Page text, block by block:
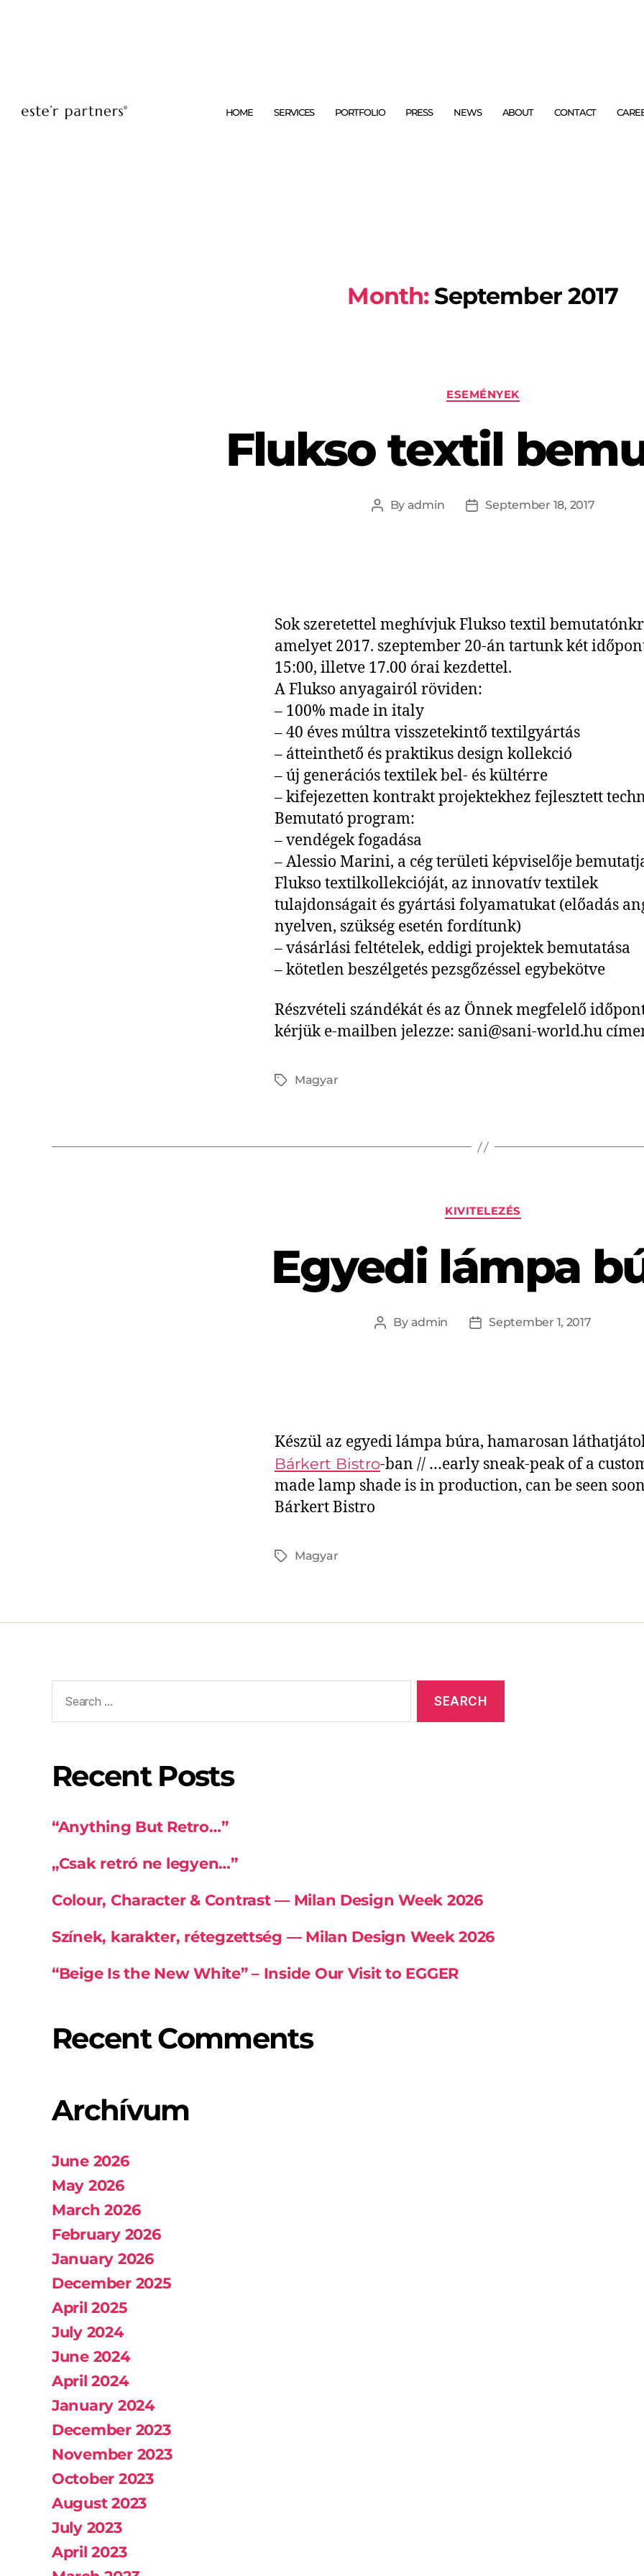
HOME SERVICES PORTFOLIO PRESS NEWS ABOUT CONTACT
Month: September 2017
ESEMÉNYEK
Flukso textil
By admin September 18, 2017
Sok szeretettel meghívjuk Flukso textil
amelyet 2017. szeptember 20-án tartunk két
15:00, illetve 17.00 órai kezdettel.
A Flukso anyagairól röviden:
– 100% made in italy
– 40 éves múltra visszetekintő textilgyártás
– átteinthető és praktikus design kollekció
– új generációs textilek bel- és kültérre
– kifejezetten kontrakt projektekhez fejlesztett
Bemutató program:
– vendégek fogadása
– Alessio Marini, a cég területi képviselője
Flukso textilkollekcióját, az innovatív textilek
tulajdonságait és gyártási folyamatukat (előadás
nyelven, szükség esetén fordítunk)
– vásárlási feltételek, eddigi projektek bemutatása
– kötetlen beszélgetés pezsgőzéssel egybekötve
Részvételi szándékát és az Önnek megfelelő
kérjük e-mailben jelezze: sani@sani-world.hu
Magyar
KIVITELEZÉS
Egyedi lámpa
By admin September 1, 2017
Készül az egyedi lámpa búra, hamarosan
Bárkert Bistro-ban // …early sneak-peak of a
made lamp shade is in production, can be seen
Bárkert Bistro
Magyar
Recent Posts
“Anything But Retro…”
„Csak retró ne legyen…”
Colour, Character & Contrast — Milan Design Week 2026
Színek, karakter, rétegzettség — Milan Design Week 2026
“Beige Is the New White” – Inside Our Visit to EGGER
Recent Comments
Archívum
June 2026
May 2026
March 2026
February 2026
January 2026
December 2025
April 2025
July 2024
June 2024
April 2024
January 2024
December 2023
November 2023
October 2023
August 2023
July 2023
April 2023